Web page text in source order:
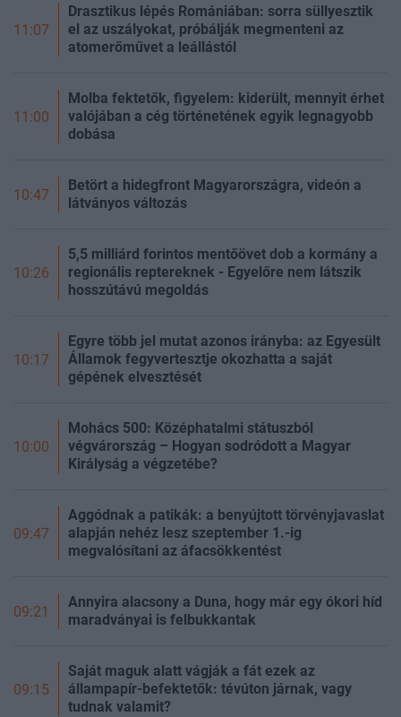
11:07
Drasztikus lépés Romániában: sorra süllyesztik
el az uszályokat, próbálják megmenteni az
atomerőművet a leállástól
11:00
Molba fektetők, figyelem: kiderült, mennyit érhet
valójában a cég történetének egyik legnagyobb
dobása
10:47
Betört a hidegfront Magyarországra, videón a
látványos változás
10:26
5,5 milliárd forintos mentőövet dob a kormány a
regionális reptereknek - Egyelőre nem látszik
hosszútávú megoldás
10:17
Egyre több jel mutat azonos irányba: az Egyesült
Államok fegyvertesztje okozhatta a saját
gépének elvesztését
10:00
Mohács 500: Középhatalmi státuszból
végvárország – Hogyan sodródott a Magyar
Királyság a végzetébe?
09:47
Aggódnak a patikák: a benyújtott törvényjavaslat
alapján nehéz lesz szeptember 1.-ig
megvalósítani az áfacsökkentést
09:21
Annyira alacsony a Duna, hogy már egy ókori híd
maradványai is felbukkantak
09:15
Saját maguk alatt vágják a fát ezek az
állampapír-befektetők: tévúton járnak, vagy
tudnak valamit?